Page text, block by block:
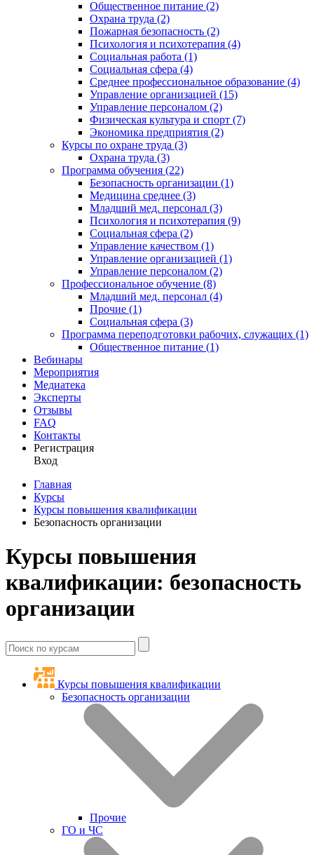
Общественное питание (2)
Охрана труда (2)
Пожарная безопасность (2)
Психология и психотерапия (4)
Социальная работа (1)
Социальная сфера (4)
Среднее профессиональное образование (4)
Управление организацией (15)
Управление персоналом (2)
Физическая культура и спорт (7)
Экономика предприятия (2)
Курсы по охране труда (3)
Охрана труда (3)
Программа обучения (22)
Безопасность организации (1)
Медицина среднее (3)
Младший мед. персонал (3)
Психология и психотерапия (9)
Социальная сфера (2)
Управление качеством (1)
Управление организацией (1)
Управление персоналом (2)
Профессиональное обучение (8)
Младший мед. персонал (4)
Прочие (1)
Социальная сфера (3)
Программа переподготовки рабочих, служащих (1)
Общественное питание (1)
Вебинары
Мероприятия
Медиатека
Эксперты
Отзывы
FAQ
Контакты
Регистрация
Вход
Главная
Курсы
Курсы повышения квалификации
Безопасность организации
Курсы повышения
квалификации: безопасность
организации
Курсы повышения квалификации
Безопасность организации
Прочие
ГО и ЧС